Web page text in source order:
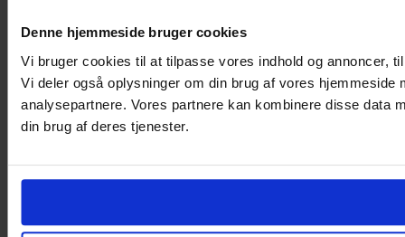
Denne hjemmeside bruger cookies
Vi bruger cookies til at tilpasse vores indhold og annoncer,
Vi deler også oplysninger om din brug af vores
analysepartnere. Vores partnere kan kombinere disse data
din brug af deres tjenester.